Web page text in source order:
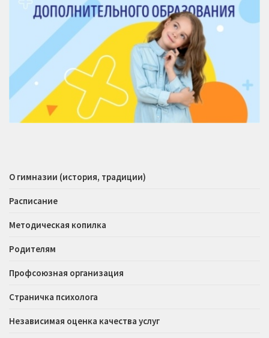
О гимназии (история, традиции)
Расписание
Методическая копилка
Родителям
Профсоюзная организация
Страничка психолога
Независимая оценка качества услуг